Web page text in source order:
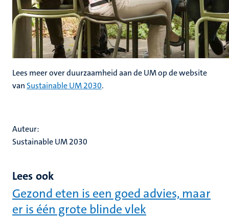
Lees meer over duurzaamheid aan de UM op de website
van Sustainable UM 2030.
Auteur:
Sustainable UM 2030
Lees ook
Gezond eten is een goed advies, maar
er is één grote blinde vlek